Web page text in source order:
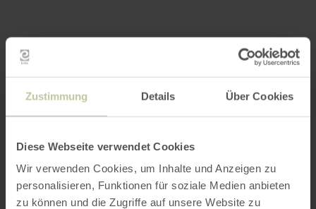
Zustimmung Details Über Cookies
Diese Webseite verwendet Cookies
Wir verwenden Cookies, um Inhalte und Anzeigen zu
personalisieren, Funktionen für soziale Medien anbieten
zu können und die Zugriffe auf unsere Website zu